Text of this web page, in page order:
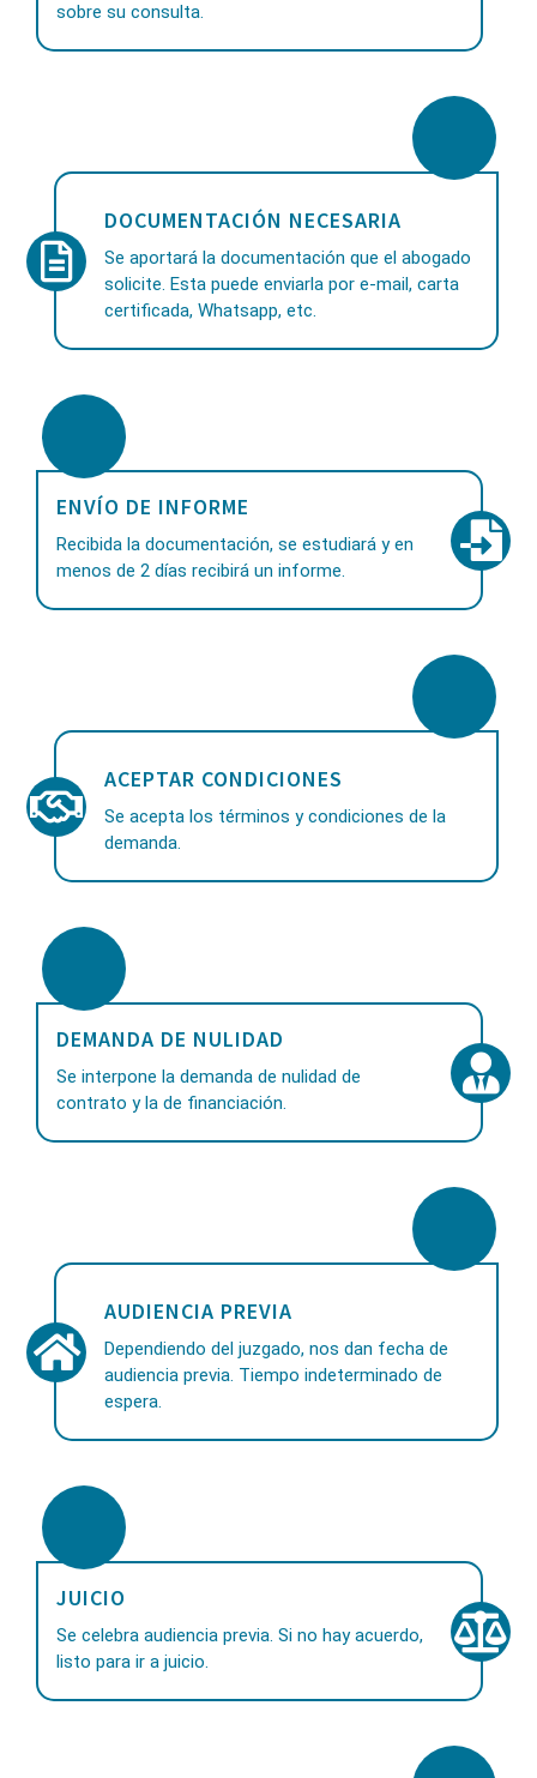
sobre su consulta.
DOCUMENTACIÓN NECESARIA
Se aportará la documentación que el abogado
solicite. Esta puede enviarla por e-mail, carta
certificada, Whatsapp, etc.
ENVÍO DE INFORME
Recibida la documentación, se estudiará y en
menos de 2 días recibirá un informe.
ACEPTAR CONDICIONES
Se acepta los términos y condiciones de la
demanda.
DEMANDA DE NULIDAD
Se interpone la demanda de nulidad de
contrato y la de financiación.
AUDIENCIA PREVIA
Dependiendo del juzgado, nos dan fecha de
audiencia previa. Tiempo indeterminado de
espera.
JUICIO
Se celebra audiencia previa. Si no hay acuerdo,
listo para ir a juicio.